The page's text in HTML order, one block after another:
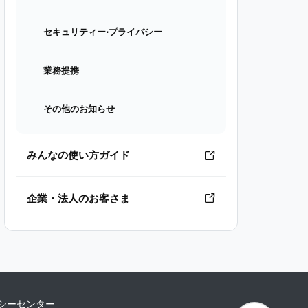
セキュリティー⋅プライバシー
業務提携
その他のお知らせ
みんなの使い方ガイド
企業・法人のお客さま
ーセンター